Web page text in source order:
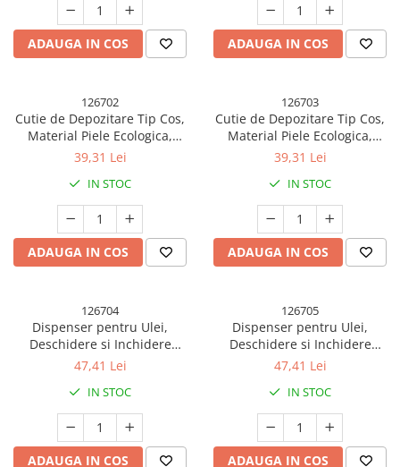
ADAUGA IN COS ADAUGA IN COS
126702
Cutie de Depozitare Tip Cos,
Material Piele Ecologica,
Pliabila, 47x28x20 cm, 26 l,
39,31 Lei
IN STOC
ADAUGA IN COS
126703
Cutie de Depozitare Tip Cos,
Material Piele Ecologica,
Pliabila, 47x28x20 cm, 26 l,
Maro
39,31 Lei
IN STOC
ADAUGA IN COS
126704
Dispenser pentru Ulei,
Deschidere si Inchidere
Automata a Rezervorul, cu
ml, 12x7.6x20.5 cm, Alb
47,41 Lei
IN STOC
ADAUGA IN COS
126705
Dispenser pentru Ulei,
Deschidere si Inchidere
Automata a Rezervorul, cu
ml, 12x7.6x20.5 cm, Verde
47,41 Lei
IN STOC
ADAUGA IN COS